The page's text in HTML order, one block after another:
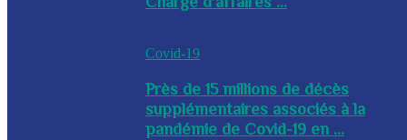
Covid-19
Près de 15 millions de décès
supplémentaires associés à la
pandémie de Covid-19 en ...